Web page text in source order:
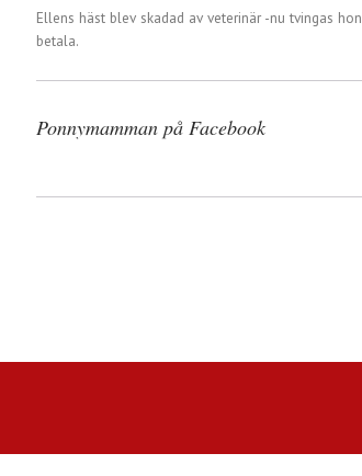
Ellens häst blev skadad av veterinär -nu tvingas hon
betala.
Ponnymamman på Facebook